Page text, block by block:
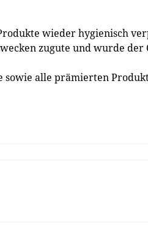
wieder hygienisch
zugute und wurde der
sowie alle prämierten